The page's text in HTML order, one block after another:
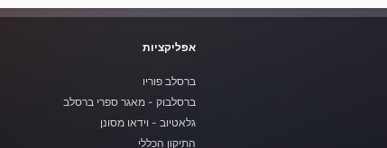
אפליקציות
ברסלב פוריו
ברסלבוק - מאגר ספרי ברסלב
גלאטיוב - וידאו מסונן
התיקון הכללי